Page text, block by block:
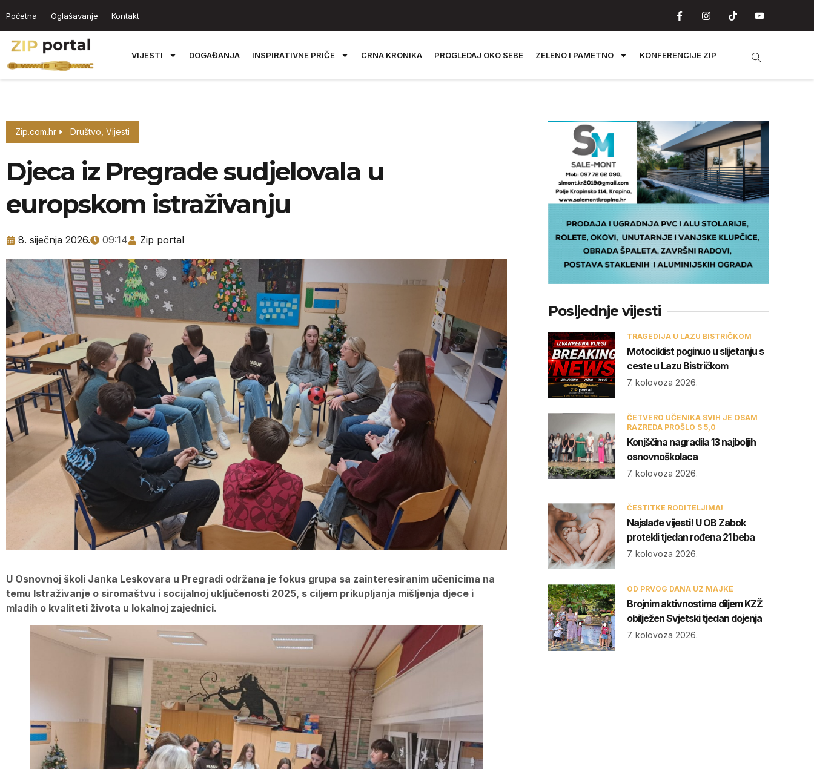
Početna Oglašavanje Kontakt
VIJESTI DOGAĐANJA INSPIRATIVNE PRIČE CRNA KRONIKA PROGLEDAJ OKO SEBE ZELENO I PAMETNO KONFERENCIJE ZIP
Zip.com.hr Društvo Vijesti
Djeca iz Pregrade sudjelovala u
europskom istraživanju
8. siječnja 2026. 09:14 Zip portal
U Osnovnoj školi Janka Leskovara u Pregradi održana je fokus grupa sa zainteresiranim učenicima na
temu Istraživanje o siromaštvu i socijalnoj uključenosti 2025, s ciljem prikupljanja mišljenja djece i
mladih o kvaliteti života u lokalnoj zajednici.
Posljednje vijesti
TRAGEDIJA U LAZU BISTRIČKOM
Motociklist poginuo u slijetanju s
ceste u Lazu Bistričkom
7. kolovoza 2026.
ČETVERO UČENIKA SVIH JE OSAM
RAZREDA PROŠLO S 5,0
Konjščina nagradila 13 najboljih
osnovnoškolaca
7. kolovoza 2026.
ČESTITKE RODITELJIMA!
Najslađe vijesti! U OB Zabok
protekli tjedan rođena 21 beba
7. kolovoza 2026.
OD PRVOG DANA UZ MAJKE
Brojnim aktivnostima diljem KZŽ
obilježen Svjetski tjedan dojenja
7. kolovoza 2026.